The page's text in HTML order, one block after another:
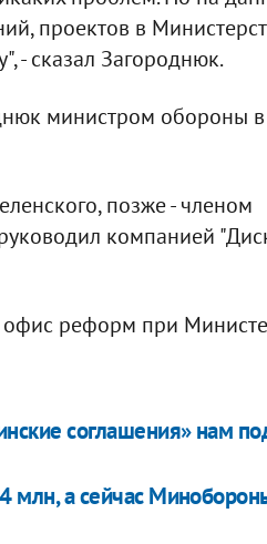
проектов в
- сказал Загороднюк.
министром обороны
позже - членом
компанией
реформ при
соглашения» нам
млн, а сейчас